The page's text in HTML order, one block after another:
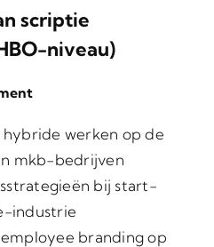
scriptie
niveau)
hybride werken op de
mkb-bedrijven
bij start-
industrie
branding op